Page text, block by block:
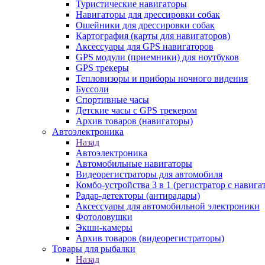
Туристические навигаторы
Навигаторы для дрессировки собак
Ошейники для дрессировки собак
Картография (карты для навигаторов)
Аксессуары для GPS навигаторов
GPS модули (приемники) для ноутбуков
GPS трекеры
Тепловизоры и приборы ночного видения
Буссоли
Спортивные часы
Детские часы с GPS трекером
Архив товаров (навигаторы)
Автоэлектроника
Назад
Автоэлектроника
Автомобильные навигаторы
Видеорегистраторы для автомобиля
Комбо-устройства 3 в 1 (регистратор с
Радар-детекторы (антирадары)
Аксессуары для автомобильной электроники
Фотоловушки
Экшн-камеры
Архив товаров (видеорегистраторы)
Товары для рыбалки
Назад